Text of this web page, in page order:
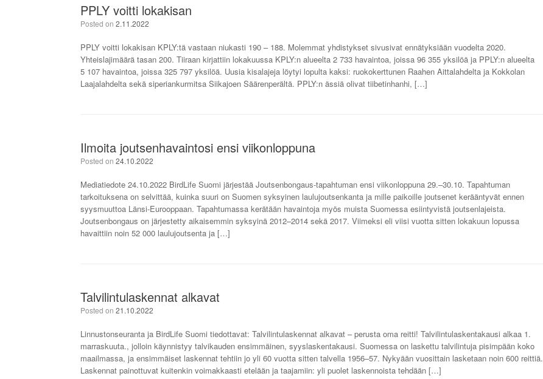
PPLY voitti lokakisan
Posted on 2.11.2022
PPLY voitti lokakisan KPLY:tä vastaan niukasti 190 – 188. Molemmat yhdistykset sivusivat ennätyksiään vuodelta 2020.
Yhteislajimäärä tasan 200. Tiiraan kirjattiin lokakuussa KPLY:n alueelta 2 733 havaintoa, joissa 96 355 yksilöä ja PPLY:n alueelta
5 107 havaintoa, joissa 325 797 yksilöä. Uusia kisalajeja löytyi lopulta kaksi: ruokokerttunen Raahen Aittalahdelta ja Kokkolan
Laajalahdelta sekä siperiankurmitsa Siikajoen Säärenperältä. PPLY:n ässiä olivat tiibetinhanhi, […]
Ilmoita joutsenhavaintosi ensi viikonloppuna
Posted on 24.10.2022
Mediatiedote 24.10.2022 BirdLife Suomi järjestää Joutsenbongaus-tapahtuman ensi viikonloppuna 29.–30.10. Tapahtuman
tarkoituksena on selvittää, kuinka suuri on Suomen syksyinen laulujoutsenkanta ja mille paikoille joutsenet kerääntyvät ennen
syysmuuttoa Länsi-Eurooppaan. Tapahtumassa kerätään havaintoja myös muista Suomessa esiintyvistä joutsenlajeista.
Joutsenbongaus on järjestetty aikaisemmin syksyinä 2012–2014 sekä 2017. Viimeksi eli viisi vuotta sitten lokakuun lopussa
havaittiin noin 52 000 laulujoutsenta ja […]
Talvilintulaskennat alkavat
Posted on 21.10.2022
Linnustonseuranta ja BirdLife Suomi tiedottavat: Talvilintulaskennat alkavat – perusta oma reitti! Talvilintulaskentakausi alkaa 1.
marraskuuta., jolloin käynnistyy talvikauden ensimmäinen, syyslaskentakausi. Suomessa on laskettu talvilintuja pisimpään koko
maailmassa, ja ensimmäiset laskennat tehtiin jo yli 60 vuotta sitten talvella 1956–57. Nykyään vuosittain lasketaan noin 600 reittiä.
Laskennat painottuvat kuitenkin voimakkaasti etelään ja taajamiin: yli puolet laskennoista tehdään […]